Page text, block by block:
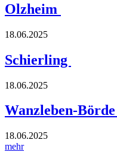
Olzheim
18.06.2025
Schierling
18.06.2025
Wanzleben-Börde
18.06.2025
mehr